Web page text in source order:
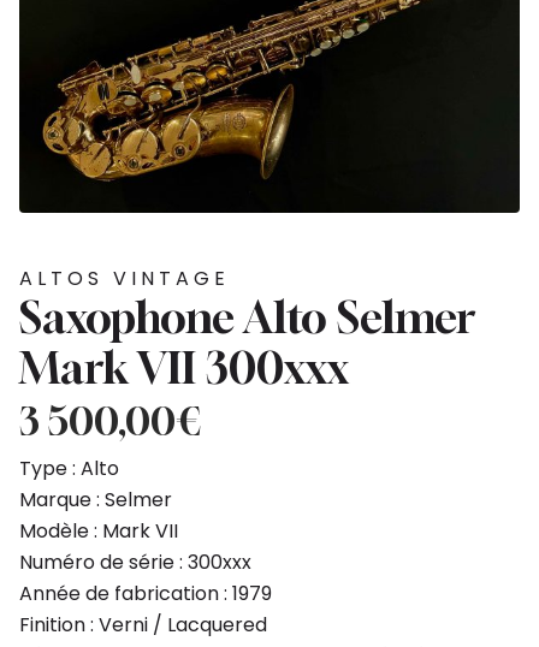
ALTOS VINTAGE
Saxophone Alto Selmer
Mark VII 300xxx
3 500,00€
Type : Alto
Marque : Selmer
Modèle : Mark VII
Numéro de série : 300xxx
Année de fabrication : 1979
Finition : Verni / Lacquered